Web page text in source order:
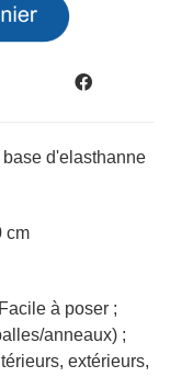
d'elasthanne
cm
à poser ;
anneaux) ;
extérieurs,